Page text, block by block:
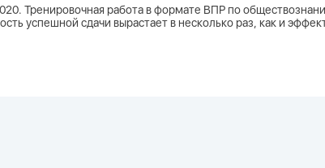
Тренировочная работа в формате ВПР по
успешной сдачи вырастает в несколько раз, как и